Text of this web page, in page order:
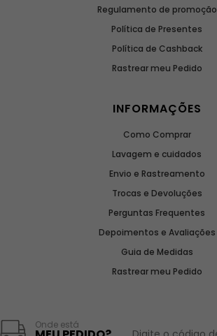
Regulamento de promoção
Política de Presentes
Política de Cashback
Rastrear meu Pedido
INFORMAÇÕES
Como Comprar
Lavagem e cuidados
Envio e Rastreamento
Trocas e Devoluções
Perguntas Frequentes
Depoimentos e Avaliações
Guia de Medidas
Rastrear meu Pedido
Onde está